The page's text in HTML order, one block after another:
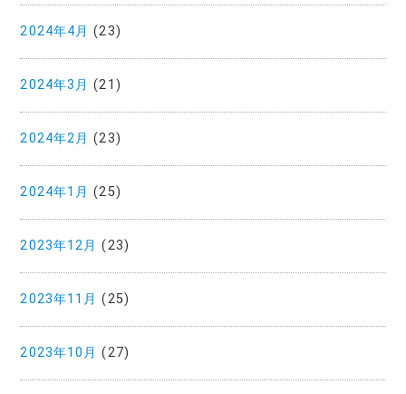
2024年4月 (23)
2024年3月 (21)
2024年2月 (23)
2024年1月 (25)
2023年12月 (23)
2023年11月 (25)
2023年10月 (27)